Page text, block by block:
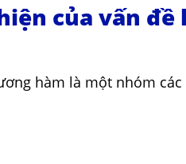
của vấn
hàm là một nhóm